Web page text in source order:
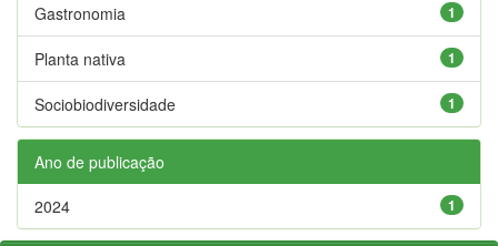
1
Gastronomia
1
Planta nativa
1
Sociobiodiversidade
Ano de publicação
1
2024